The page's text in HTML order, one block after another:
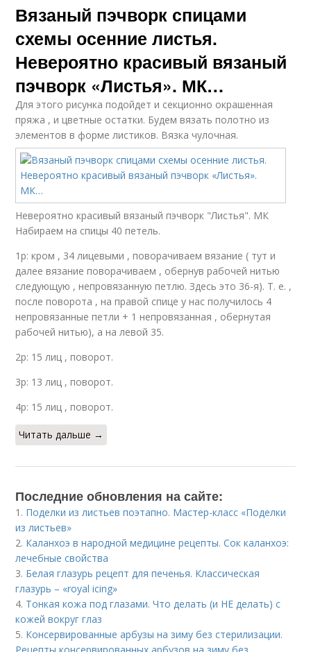
Вязаный пэчворк спицами
схемы осенние листья.
Невероятно красивый вязаный
пэчворк «Листья». МК…
Для этого рисунка подойдет и секционно окрашенная
пряжа , и цветные остатки. Будем вязать полотно из
элементов в форме листиков. Вязка чулочная.
Невероятно красивый вязаный пэчворк "Листья". МК
Набираем на спицы 40 петель.
1р: кром , 34 лицевыми , поворачиваем вязание ( тут и
далее вязание поворачиваем , обернув рабочей нитью
следующую , непровязанную петлю. Здесь это 36-я). Т. е. ,
после поворота , на правой спице у нас получилось 4
непровязанные петли + 1 непровязанная , обернутая
рабочей нитью), а на левой 35.
2р: 15 лиц , поворот.
3р: 13 лиц , поворот.
4р: 15 лиц , поворот.
Читать дальше →
Последние обновления на сайте:
1. Поделки из листьев поэтапно. Мастер-класс «Поделки
из листьев»
2. Каланхоэ в народной медицине рецепты. Сок каланхоэ:
лечебные свойства
3. Белая глазурь рецепт для печенья. Классическая
глазурь – «royal icing»
4. Тонкая кожа под глазами. Что делать (и НЕ делать) с
кожей вокруг глаз
5. Консервированные арбузы на зиму без стерилизации.